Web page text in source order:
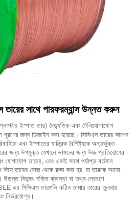
সাথে পারফরম্যান্স উন্নত করুন
ইস্পাত তার) বৈদ্যুতিক এবং টেলিযোগাযোগ
পূরণের জন্য ডিজাইন করা হয়েছে। সিসিএস তারের কাপের
এবং ইস্পাতের যান্ত্রিক বৈশিষ্ট্যকে অন্তর্ভুক্ত
জন্য উপযুক্ত যেখানে ভাঙ্গনের জন্য উচ্চ প্রতিরোধের
তারের, এবং একই সাথে পর্যাপ্ত বর্তমান
তারের রোজ থেকে রক্ষা করা হয়, যা তারকে আরো
উড়ন্ত বিদ্যুৎ শক্তি ব্যবস্থা বা তথ্য প্রেরণে
এর সিসিএস তারগুলি কঠিন তামার তারের তুলনায়
নির্ভরযোগ্য।